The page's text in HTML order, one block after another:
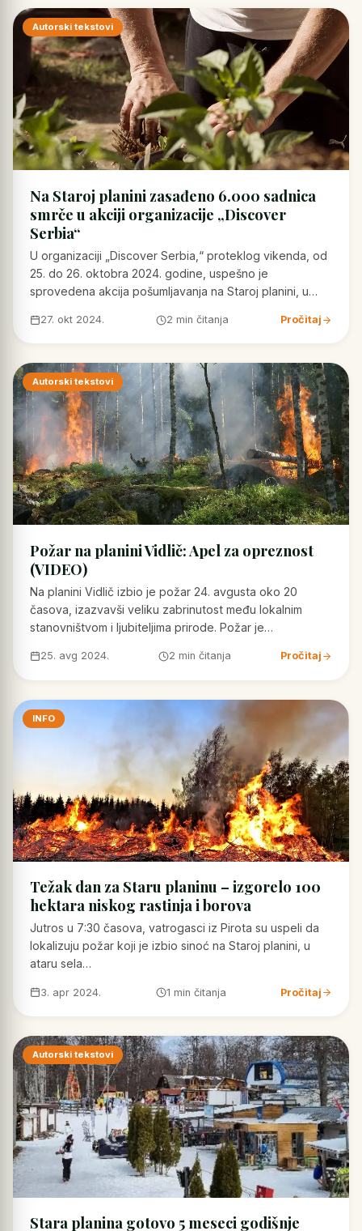
Autorski tekstovi
Na Staroj planini zasađeno 6.000 sadnica
smrče u akciji organizacije „Discover
Serbia“
U organizaciji „Discover Serbia,“ proteklog vikenda, od
25. do 26. oktobra 2024. godine, uspešno je
sprovedena akcija pošumljavanja na Staroj planini, u…
27. okt 2024. 2 min čitanja Pročitaj
Autorski tekstovi
Požar na planini Vidlič: Apel za opreznost
(VIDEO)
Na planini Vidlič izbio je požar 24. avgusta oko 20
časova, izazvavši veliku zabrinutost među lokalnim
stanovništvom i ljubiteljima prirode. Požar je…
25. avg 2024. 2 min čitanja Pročitaj
INFO
Težak dan za Staru planinu – izgorelo 100
hektara niskog rastinja i borova
Jutros u 7:30 časova, vatrogasci iz Pirota su uspeli da
lokalizuju požar koji je izbio sinoć na Staroj planini, u
ataru sela…
3. apr 2024. 1 min čitanja Pročitaj
Autorski tekstovi
Stara planina gotovo 5 meseci godišnje